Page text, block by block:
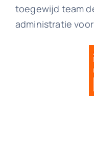
toegewijd team
administratie